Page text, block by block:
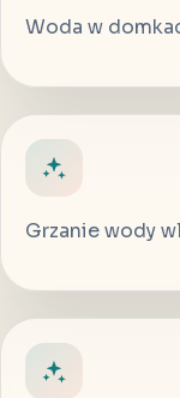
Woda w
Grzanie wody